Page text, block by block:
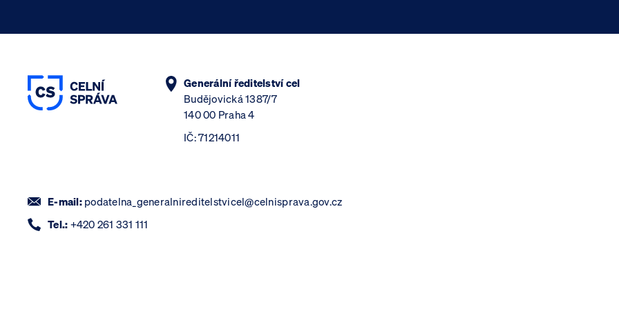
Generální ředitelství cel
Budějovická 1387/7
140 00 Praha 4
IČ: 71214011
E-mail: podatelna_generalnireditelstvicel@celnisprava.gov.cz
Tel.: +420 261 331 111